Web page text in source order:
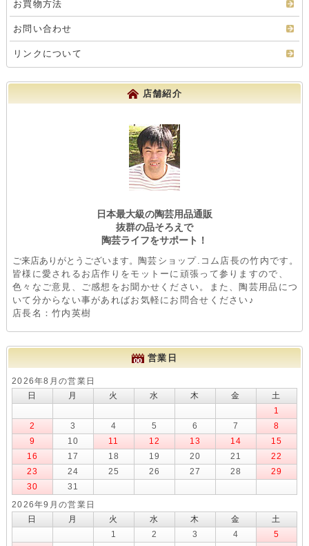
お買物方法
お問い合わせ
リンクについて
店舗紹介
日本最大級の陶芸用品通販
抜群の品そろえで
陶芸ライフをサポート！
ご来店ありがとうございます。 陶芸ショップ.コム店長の竹内です。
皆様に愛されるお店作りをモットーに頑張って参りますので、
色々なご意見、ご感想をお聞かせください。また、陶芸用品につ
いて分からない事があればお気軽にお問合せください♪
店長名：竹内英樹
営業日
2026年8月の営業日
日
月 火 水 木 金
土
1
2
3 4 5 6 7
8
9
10 11 12 13 14
15
16
17 18 19 20 21
22
23
24 25 26 27 28
29
30
31
2026年9月の営業日
日
月 火 水 木 金
土
1
2 3 4
5